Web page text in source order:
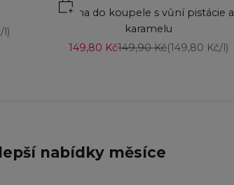
l)
Pěna do koupele s vůní pistácie a
karamelu
Prodejní cena
149,80 KčBěžná cena
149,90 Kč(149,80 Kč/l)
nabídky měsíce